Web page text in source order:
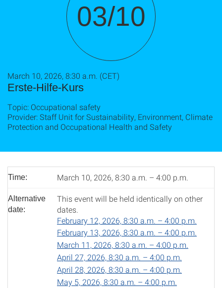
03/10
Erste-Hilfe-Kurs
March 10, 2026, 8:30 a.m. (CET)
Topic: Occupational safety
Provider: Staff Unit for Sustainability, Environment, Climate
Protection and Occupational Health and Safety
Time: March 10, 2026, 8:30 a.m. – 4:00 p.m.
Alternative
date:
This event will be held identically on other
dates.
February 12, 2026, 8:30 a.m. – 4:00 p.m.
February 13, 2026, 8:30 a.m. – 4:00 p.m.
March 11, 2026, 8:30 a.m. – 4:00 p.m.
April 27, 2026, 8:30 a.m. – 4:00 p.m.
April 28, 2026, 8:30 a.m. – 4:00 p.m.
May 5, 2026, 8:30 a.m. – 4:00 p.m.